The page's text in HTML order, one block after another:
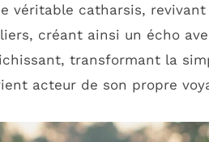
véritable catharsis,
créant ainsi un écho
transformant la
acteur de son propre